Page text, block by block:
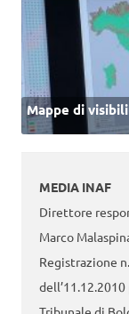
Mappe di
MEDIA INAF
Direttore
Marco
Registrazione
dell’11.12.2010